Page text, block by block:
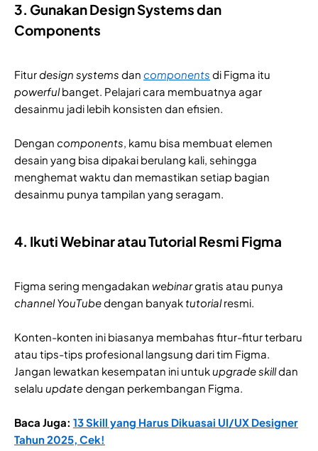
3. Gunakan Design Systems dan
Components
Fiturdesign systems dan components di Figma itu
powerfulbanget. Pelajari cara membuatnya agar
desainmu jadi lebih konsisten dan efisien.
Dengan components, kamu bisa membuat elemen
desain yang bisa dipakai berulang kali, sehingga
menghemat waktu dan memastikan setiap bagian
desainmu punya tampilan yang seragam.
4. Ikuti Webinar atau Tutorial Resmi Figma
Figma sering mengadakan webinargratis atau punya
channel YouTubedengan banyak tutorialresmi.
Konten-konten ini biasanya membahas fitur-fitur terbaru
atau tips-tips profesional langsung dari tim Figma.
Jangan lewatkan kesempatan ini untukupgrade skilldan
selalu updatedengan perkembangan Figma.
Baca Juga: 13 Skill yang Harus Dikuasai UI/UX Designer
Tahun 2025, Cek!